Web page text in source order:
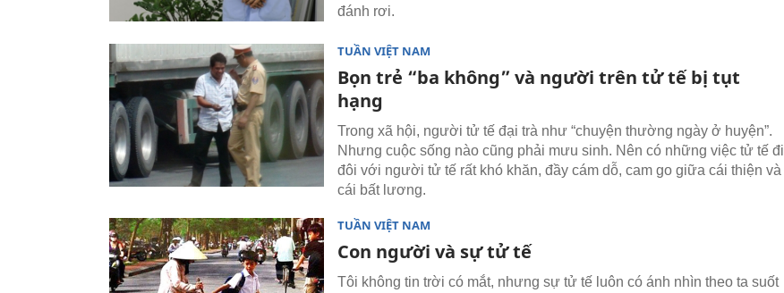
đánh rơi.
TUẦN VIỆT NAM
Bọn trẻ “ba không” và người trên tử tế bị tụt
hạng
Trong xã hội, người tử tế đại trà như “chuyện thường ngày ở huyện”.
Nhưng cuộc sống nào cũng phải mưu sinh. Nên có những việc tử tế đi
đôi với người tử tế rất khó khăn, đầy cám dỗ, cam go giữa cái thiện và
cái bất lương.
TUẦN VIỆT NAM
Con người và sự tử tế
Tôi không tin trời có mắt, nhưng sự tử tế luôn có ánh nhìn theo ta suốt